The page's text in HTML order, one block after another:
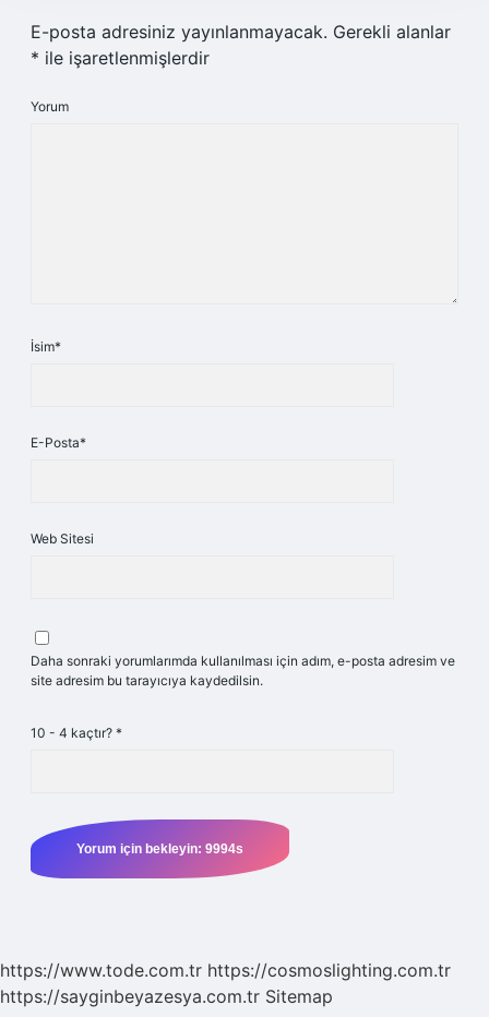
E-posta adresiniz yayınlanmayacak. Gerekli alanlar
* ile işaretlenmişlerdir
Yorum
İsim*
E-Posta*
Web Sitesi
Daha sonraki yorumlarımda kullanılması için adım, e-posta adresim ve
site adresim bu tarayıcıya kaydedilsin.
10 - 4 kaçtır? *
https://www.tode.com.tr https://cosmoslighting.com.tr
https://sayginbeyazesya.com.tr Sitemap